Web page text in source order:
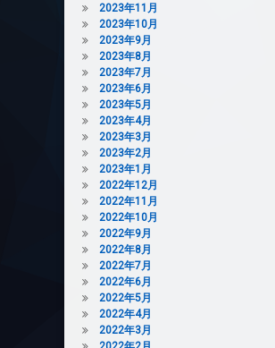
2023年11月
2023年10月
2023年9月
2023年8月
2023年7月
2023年6月
2023年5月
2023年4月
2023年3月
2023年2月
2023年1月
2022年12月
2022年11月
2022年10月
2022年9月
2022年8月
2022年7月
2022年6月
2022年5月
2022年4月
2022年3月